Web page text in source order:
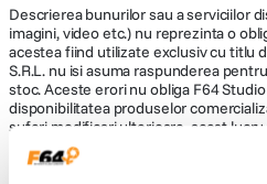
HDR
Mod alimentare 1 x Sigma BP-
Model
acumulator
BP-51
Descrierea bunurilor sau a serviciilor
imagini, video etc.) nu reprezinta o
acestea fiind utilizate exclusiv cu titlu
S.R.L. nu isi asuma raspunderea
stoc. Aceste erori nu obliga F64
disponibilitatea produselor
suferi modificari ulterioare, acest
precum politica de preturi a
produselor pe stocul acestora. De